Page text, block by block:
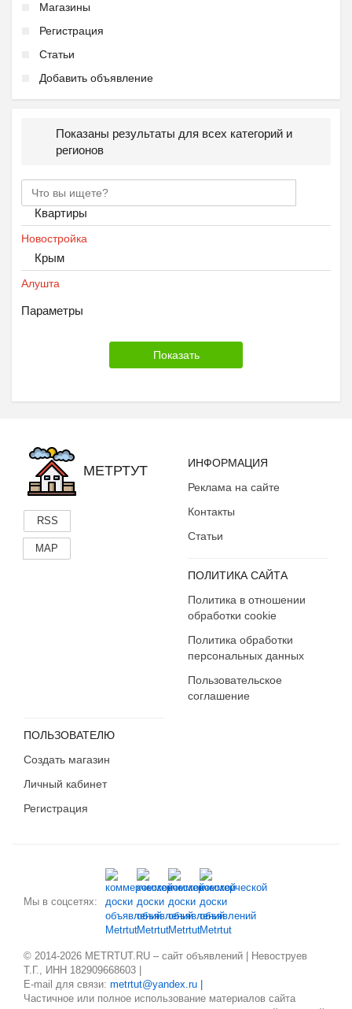
Магазины
Регистрация
Статьи
Добавить объявление
Показаны результаты для всех категорий и
регионов
Квартиры
Новостройка
Крым
Алушта
Параметры
МЕТРТУТ
RSS
MAP
ИНФОРМАЦИЯ
Реклама на сайте
Контакты
Статьи
ПОЛИТИКА САЙТА
Политика в отношении
обработки cookie
Политика обработки
персональных данных
Пользовательское
соглашение
ПОЛЬЗОВАТЕЛЮ
Создать магазин
Личный кабинет
Регистрация
Мы в соцсетях:
© 2014-2026 METRTUT.RU – сайт объявлений | Невоструев
Т.Г., ИНН 182909668603 |
E-mail для связи: metrtut@yandex.ru |
Частичное или полное использование материалов сайта